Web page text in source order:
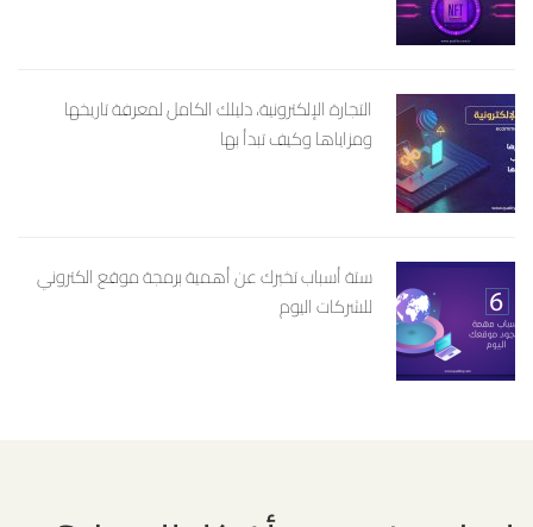
التجارة الإلكترونية، دليلك الكامل لمعرفة تاريخها
ومزاياها وكيف تبدأ بها
ستة أسباب تخبرك عن أهمية برمجة موقع الكتروني
للشركات اليوم